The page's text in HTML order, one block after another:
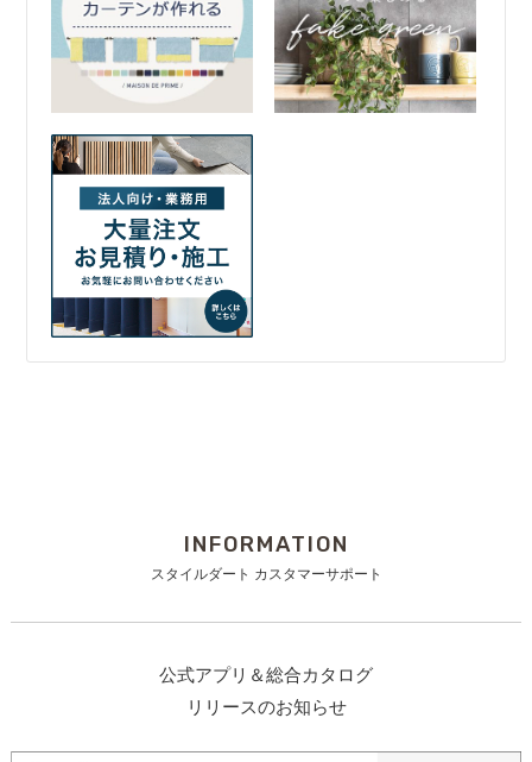
INFORMATION
スタイルダート カスタマーサポート
公式アプリ＆総合カタログ
リリースのお知らせ